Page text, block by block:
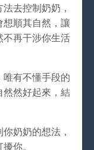
去控制奶奶，
順其自然，讓
再干涉你生活
有不懂手段的
然然好起來，結
奶奶的想法，
你。